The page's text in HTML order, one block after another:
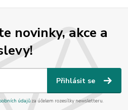
novinky, akce a
Přihlásit se
údajůza účelem rozesílky newsletteru.